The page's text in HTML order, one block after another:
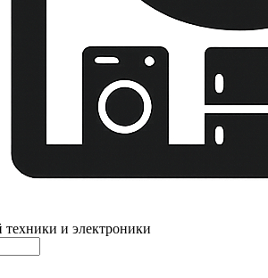
техники и электроники